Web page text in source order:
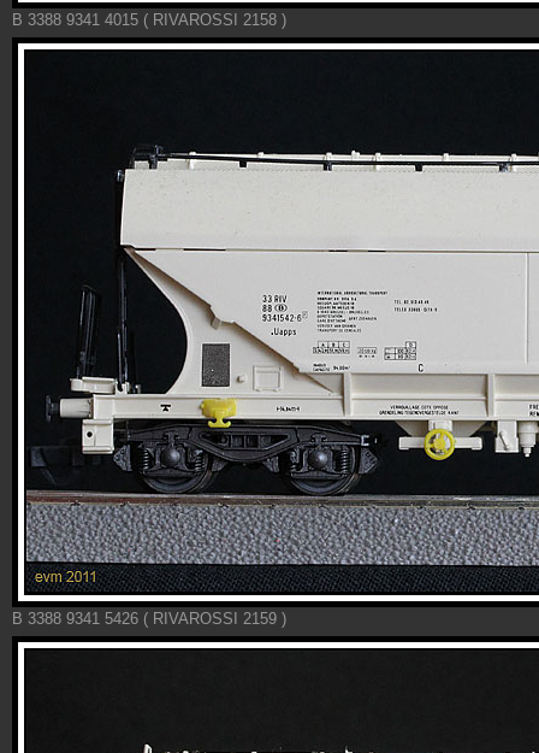
B 3388 9341 4015 ( RIVAROSSI 2158 )
B 3388 9341 5426 ( RIVAROSSI 2159 )